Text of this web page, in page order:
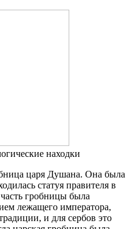
находки
царя Душана. Она была
статуя правителя в
гробницы была
лежащего императора,
и для сербов это